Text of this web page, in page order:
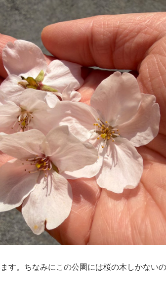
す。ちなみにこの公園には桜の木しかないの